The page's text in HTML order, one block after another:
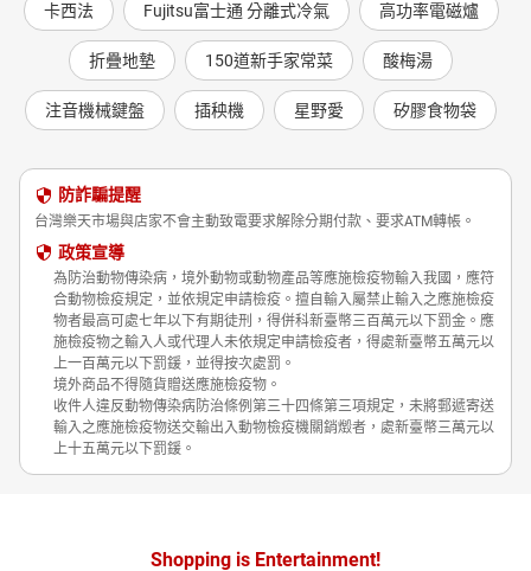
卡西法 Fujitsu富士通 分離式冷氣 高功率電磁爐
折疊地墊 150道新手家常菜 酸梅湯
注音機械鍵盤 插秧機 星野愛 矽膠食物袋
防詐騙提醒
台灣樂天市場與店家不會主動致電要求解除分期付款、要求ATM轉帳。
政策宣導
為防治動物傳染病，境外動物或動物產品等應施檢疫物輸入我國，應符
合動物檢疫規定，並依規定申請檢疫。擅自輸入屬禁止輸入之應施檢疫
物者最高可處七年以下有期徒刑，得併科新臺幣三百萬元以下罰金。應
施檢疫物之輸入人或代理人未依規定申請檢疫者，得處新臺幣五萬元以
上一百萬元以下罰鍰，並得按次處罰。
境外商品不得隨貨贈送應施檢疫物。
收件人違反動物傳染病防治條例第三十四條第三項規定，未將郵遞寄送
輸入之應施檢疫物送交輸出入動物檢疫機關銷燬者，處新臺幣三萬元以
上十五萬元以下罰鍰。
Shopping is Entertainment!